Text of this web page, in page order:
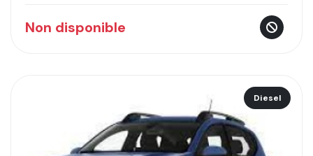
Non disponible
Diesel